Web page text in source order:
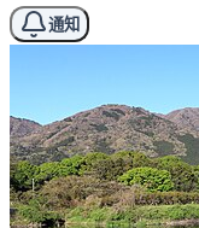
通知